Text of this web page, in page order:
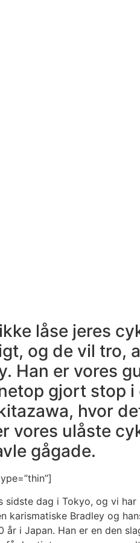
låse jeres
og de vil tro,
Han er vores
gjort stop
hvor
vores ulåste
gågade.
sidste dag i Tokyo, og vi har
karismatiske Bradley og
år i Japan. Han er en den